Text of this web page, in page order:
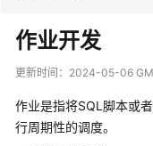
新
点
软
一
网
作业开发
更新时间： 2024-05-06
作业是指将SQL脚本或
行周期性的调度。